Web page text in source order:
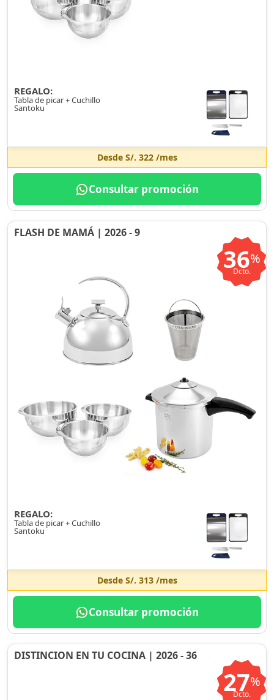
REGALO:
Tabla de picar + Cuchillo
Santoku
Desde S/. 322/mes
Consultar promoción
FLASH DE MAMÁ | 2026 - 9
36%
Dcto.
REGALO:
Tabla de picar + Cuchillo
Santoku
Desde S/. 313/mes
Consultar promoción
DISTINCION EN TU COCINA | 2026 - 36
27%
Dcto.